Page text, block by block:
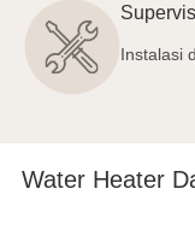
Instalasi
Water Heater